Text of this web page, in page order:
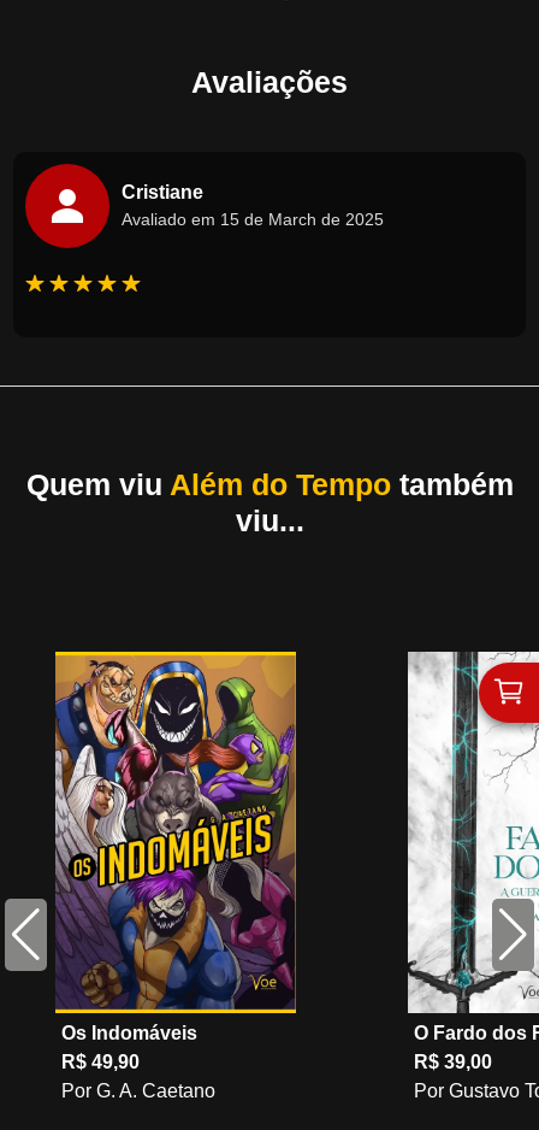
Avaliações
Cristiane
Avaliado em 15 de March de 2025
Quem viu Além do Tempotambém
viu...
Os Indomáveis
R$ 49,90
Por G. A. Caetano
O Fardo dos
R$ 39,00
Por Gustavo